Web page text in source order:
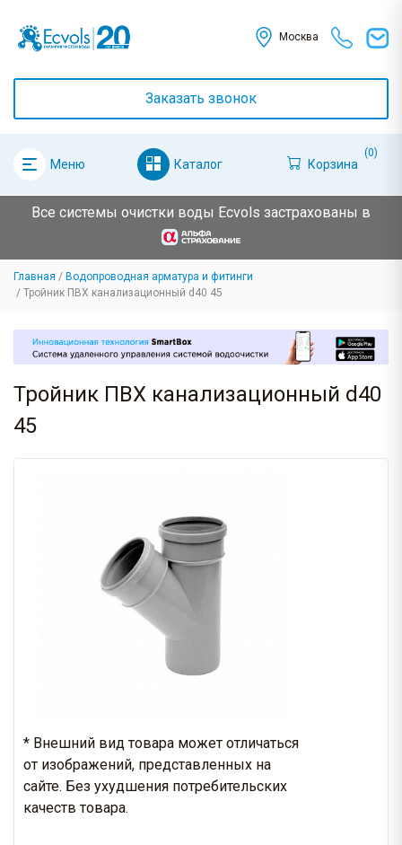
Москва
Заказать звонок
Меню Каталог Корзина
(0)
Все системы очистки воды Ecvols застрахованы в
Главная
Водопроводная арматура и фитинги
Тройник ПВХ канализационный d40 45
Тройник ПВХ канализационный d40
45
* Внешний вид товара может отличаться
от изображений, представленных на
сайте. Без ухудшения потребительских
качеств товара.